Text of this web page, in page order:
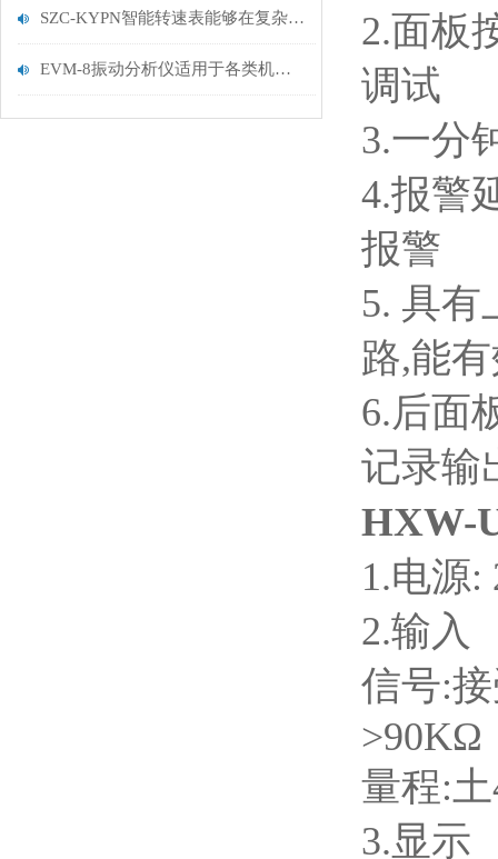
SZC-KYPN智能转速表能够在复杂的工业环境中稳定工作
EVM-8振动分析仪适用于各类机械的振动、温度测量
2.面板
调试
3.一分
4.报警
报警
5. 具有
路,能
6.后面
记录输
HXW-
1.电源:
2.输入
信号:
>90KΩ
量程:
3.显示